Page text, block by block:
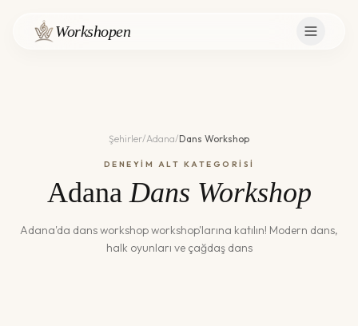
Workshopen
Şehirler/Adana/Dans Workshop
DENEYİM ALT KATEGORİSİ
Adana Dans Workshop
Adana'da dans workshopworkshop'larına katılın! Modern dans,
halk oyunları ve çağdaş dans